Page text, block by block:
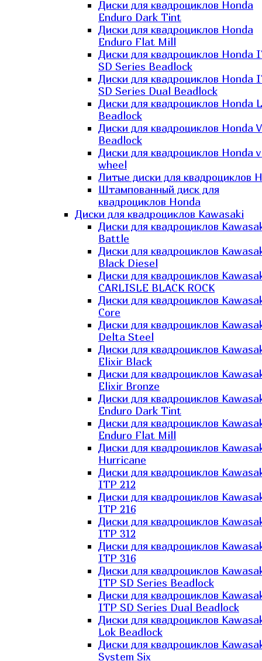
Диски для квадроциклов Honda
Enduro Dark Tint
Диски для квадроциклов Honda
Enduro Flat Mill
Диски для квадроциклов Honda
SD Series Beadlock
Диски для квадроциклов Honda
SD Series Dual Beadlock
Диски для квадроциклов Honda
Beadlock
Диски для квадроциклов Honda
Beadlock
Диски для квадроциклов Honda
wheel
Литые диски для квадроциклов
Штампованный диск для
квадроциклов Honda
Диски для квадроциклов Kawasaki
Диски для квадроциклов
Battle
Диски для квадроциклов
Black Diesel
Диски для квадроциклов
CARLISLE BLACK ROCK
Диски для квадроциклов
Core
Диски для квадроциклов
Delta Steel
Диски для квадроциклов
Elixir Black
Диски для квадроциклов
Elixir Bronze
Диски для квадроциклов
Enduro Dark Tint
Диски для квадроциклов
Enduro Flat Mill
Диски для квадроциклов
Hurricane
Диски для квадроциклов
ITP 212
Диски для квадроциклов
ITP 216
Диски для квадроциклов
ITP 312
Диски для квадроциклов
ITP 316
Диски для квадроциклов
ITP SD Series Beadlock
Диски для квадроциклов
ITP SD Series Dual Beadlock
Диски для квадроциклов
Lok Beadlock
Диски для квадроциклов
System Six